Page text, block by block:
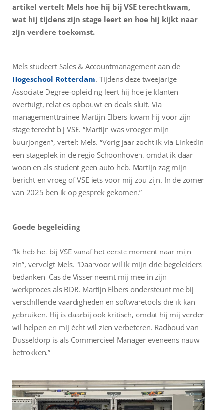
artikel vertelt Mels hoe hij bij VSE terechtkwam,
wat hij tijdens zijn stage leert en hoe hij kijkt naar
zijn verdere toekomst.
Mels studeert Sales & Accountmanagement aan de
Hogeschool Rotterdam. Tijdens deze tweejarige
Associate Degree-opleiding leert hij hoe je klanten
overtuigt, relaties opbouwt en deals sluit. Via
managementtrainee Martijn Elbers kwam hij voor zijn
stage terecht bij VSE. “Martijn was vroeger mijn
buurjongen”, vertelt Mels. “Vorig jaar zocht ik via LinkedIn
een stageplek in de regio Schoonhoven, omdat ik daar
woon en als student geen auto heb. Martijn zag mijn
bericht en vroeg of VSE iets voor mij zou zijn. In de zomer
van 2025 ben ik op gesprek gekomen.”
Goede begeleiding
“Ik heb het bij VSE vanaf het eerste moment naar mijn
zin”, vervolgt Mels. “Daarvoor wil ik mijn drie begeleiders
bedanken. Cas de Visser neemt mij mee in zijn
werkproces als BDR. Martijn Elbers ondersteunt me bij
verschillende vaardigheden en softwaretools die ik kan
gebruiken. Hij is daarbij ook kritisch, omdat hij mij verder
wil helpen en mij écht wil zien verbeteren. Radboud van
Dusseldorp is als Commercieel Manager eveneens nauw
betrokken.”